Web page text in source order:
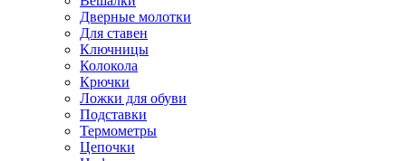
Дверные молотки
Для ставен
Ключницы
Колокола
Крючки
Ложки для обуви
Подставки
Термометры
Цепочки